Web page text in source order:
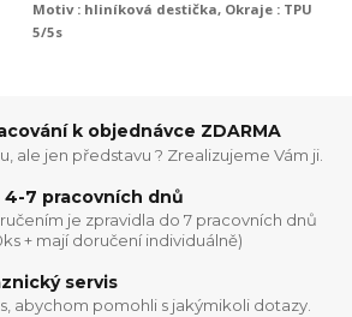
Motiv : hliníková destička, Okraje : TPU
5/5s
k objednávce ZDARMA
ale jen představu ? Zrealizujeme Vám ji.
7 pracovních dnů
je zpravidla do 7 pracovních dnů
+ mají doručení individuálně)
servis
abychom pomohli s jakýmikoli dotazy.